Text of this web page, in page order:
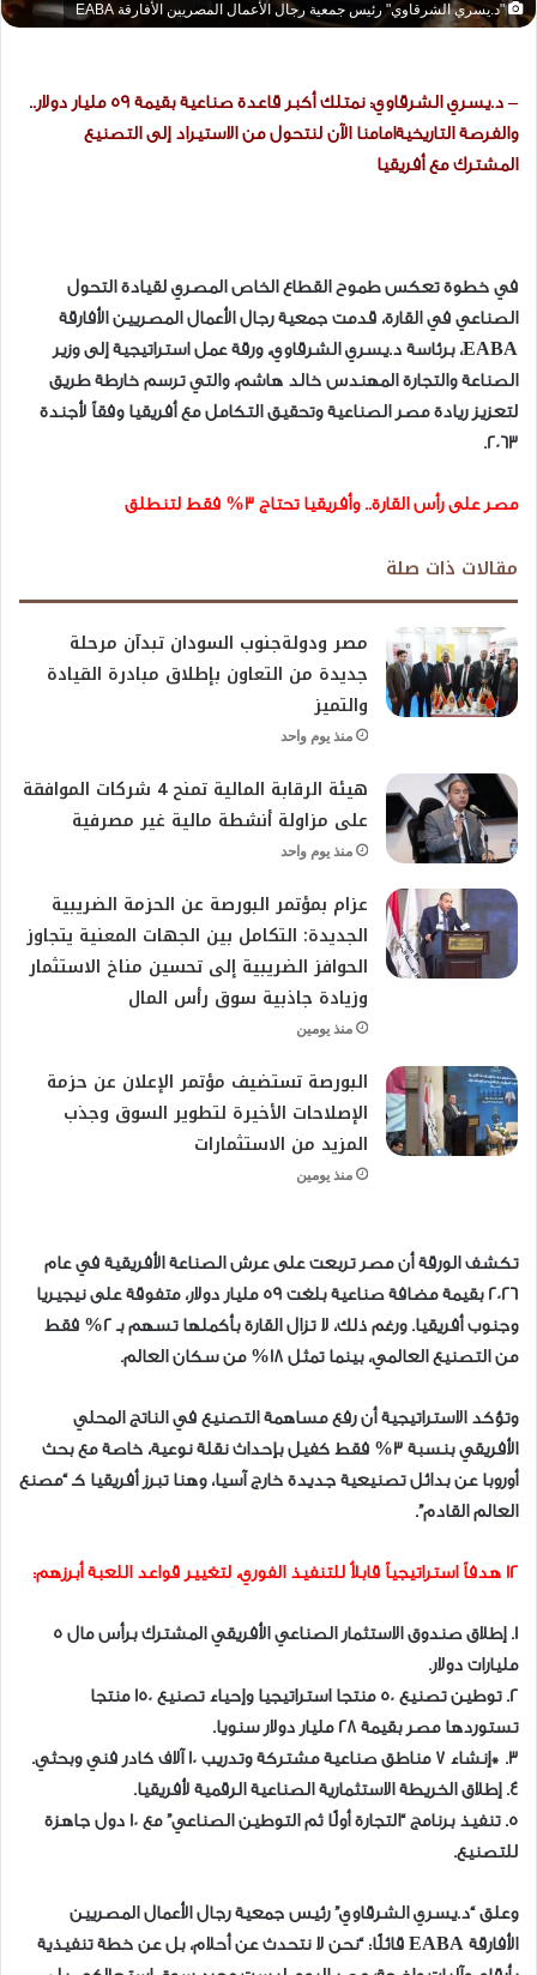
"د.يسري الشرقاوي" رئيس جمعية رجال الأعمال المصريين الأفارقة EABA
– د.يسري الشرقاوي: نمتلك أكبر قاعدة صناعية بقيمة 59 مليار دولار..
والفرصة التاريخيةامامنا الآن لنتحول من الاستيراد إلى التصنيع
المشترك مع أفريقيا
في خطوة تعكس طموح القطاع الخاص المصري لقيادة التحول
الصناعي في القارة، قدمت جمعية رجال الأعمال المصريين الأفارقة
EABA، برئاسة د.يسري الشرقاوي، ورقة عمل استراتيجية إلى وزير
الصناعة والتجارة المهندس خالد هاشم، والتي ترسم خارطة طريق
لتعزيز ريادة مصر الصناعية وتحقيق التكامل مع أفريقيا وفقاً لأجندة
2063.
مصر على رأس القارة.. وأفريقيا تحتاج 3% فقط لتنطلق
مقالات ذات صلة
مصر ودولةجنوب السودان تبدآن مرحلة
جديدة من التعاون بإطلاق مبادرة القيادة
والتميز
منذ يوم واحد
هيئة الرقابة المالية تمنح 4 شركات الموافقة
على مزاولة أنشطة مالية غير مصرفية
منذ يوم واحد
عزام بمؤتمر البورصة عن الحزمة الضريبية
الجديدة: التكامل بين الجهات المعنية يتجاوز
الحوافز الضريبية إلى تحسين مناخ الاستثمار
وزيادة جاذبية سوق رأس المال
منذ يومين
البورصة تستضيف مؤتمر الإعلان عن حزمة
الإصلاحات الأخيرة لتطوير السوق وجذب
المزيد من الاستثمارات
منذ يومين
تكشف الورقة أن مصر تربعت على عرش الصناعة الأفريقية في عام
2026 بقيمة مضافة صناعية بلغت 59 مليار دولار، متفوقة على نيجيريا
وجنوب أفريقيا. ورغم ذلك، لا تزال القارة بأكملها تسهم بـ 2% فقط
من التصنيع العالمي، بينما تمثل 18% من سكان العالم.
وتؤكد الاستراتيجية أن رفع مساهمة التصنيع في الناتج المحلي
الأفريقي بنسبة 3% فقط كفيل بإحداث نقلة نوعية، خاصة مع بحث
أوروبا عن بدائل تصنيعية جديدة خارج آسيا، وهنا تبرز أفريقيا كـ “مصنع
العالم القادم”.
12 هدفاً استراتيجياً قابلاُ للتنفيذ الفوري، لتغيير قواعد اللعبة أبرزهم:
1. إطلاق صندوق الاستثمار الصناعي الأفريقي المشترك برأس مال 5
مليارات دولار.
2. توطين تصنيع 50 منتجا استراتيجيا وإحياء تصنيع 150 منتجا
تستوردها مصر بقيمة 28 مليار دولار سنويا.
3. *إنشاء 7 مناطق صناعية مشتركة وتدريب 10 آلاف كادر فني وبحثي.
4. إطلاق الخريطة الاستثمارية الصناعية الرقمية لأفريقيا.
5. تنفيذ برنامج “التجارة أولًا ثم التوطين الصناعي” مع 10 دول جاهزة
للتصنيع.
وعلق “د.يسري الشرقاوي” رئيس جمعية رجال الأعمال المصريين
الأفارقة EABA قائلًا: “نحن لا نتحدث عن أحلام، بل عن خطة تنفيذية